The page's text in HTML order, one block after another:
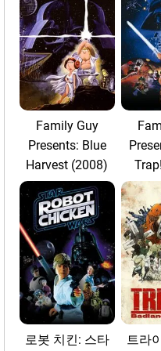
Family Guy
Presents: Blue
Harvest (2008)
로봇 치킨: 스타
트라